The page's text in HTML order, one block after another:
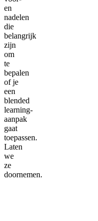
en
nadelen
die
belangrijk
zijn
om
te
bepalen
of je
een
blended
learning-
aanpak
gaat
toepassen.
Laten
we
ze
doornemen.